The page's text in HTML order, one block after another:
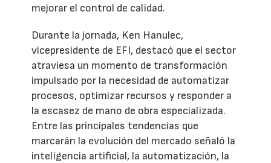
mejorar el control de calidad.
Durante la jornada, Ken Hanulec,
vicepresidente de EFI, destacó que el sector
atraviesa un momento de transformación
impulsado por la necesidad de automatizar
procesos, optimizar recursos y responder a
la escasez de mano de obra especializada.
Entre las principales tendencias que
marcarán la evolución del mercado señaló la
inteligencia artificial, la automatización, la